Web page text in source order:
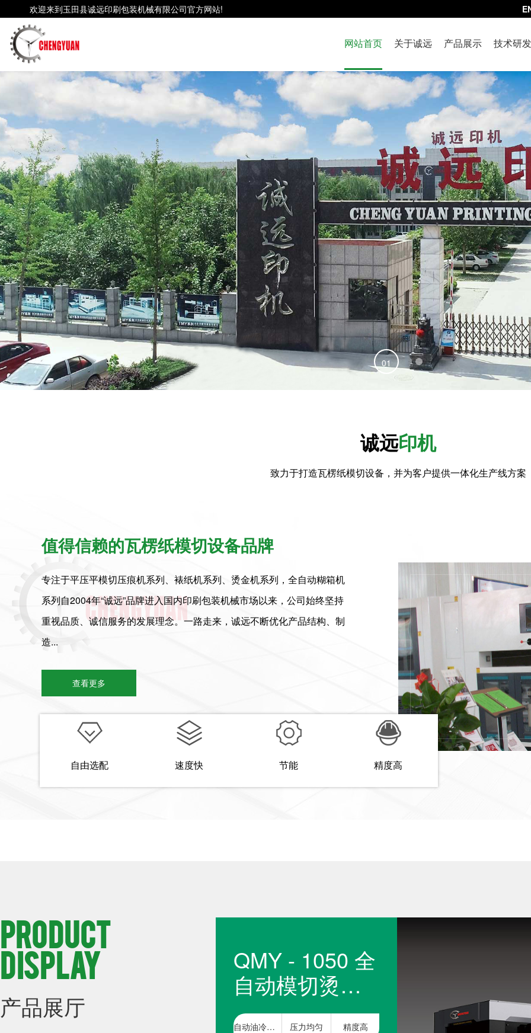
欢迎来到玉田县诚远印刷包装机械有限公司官方网站!
网站首页 关于诚远 产品展示 技术研
01 02
诚远印机
致力于打造瓦楞纸模切设备，并为客户提供一体化生产线方案
值得信赖的瓦楞纸模切设备品牌
专注于平压平模切压痕机系列、裱纸机系列、烫金机系列，全自动糊箱机
系列自2004年“诚远”品牌进入国内印刷包装机械市场以来，公司始终坚持
重视品质、诚信服务的发展理念。一路走来，诚远不断优化产品结构、制
造...
查看更多
自由选配 速度快 节能 精度高
PRODUCT
DISPLAY
产品展厅
QMY - 1050 全
自动模切烫金
压痕机
自动油冷技术 压力均匀 精度高